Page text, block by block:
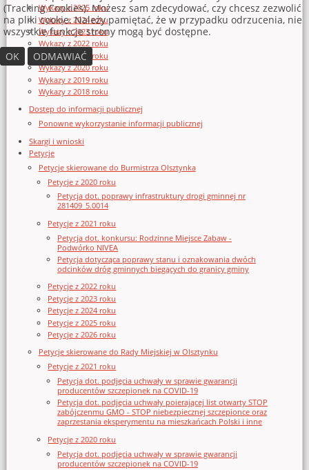
Wykazy z 2025 roku
Wykazy z 2024 roku
Wykazy z 2023 roku
Wykazy z 2022 roku
Wykazy z 2021 roku
Wykazy z 2020 roku
Wykazy z 2019 roku
Wykazy z 2018 roku
Dostęp do informacji publicznej
Ponowne wykorzystanie informacji publicznej
Skargi i wnioski
Petycje
Petycje skierowane do Burmistrza Olsztynka
Petycje z 2020 roku
Petycja dot. poprawy infrastruktury drogi gminnej nr
281409_5.0014
Petycje z 2021 roku
Petycja dot. konkursu: Rodzinne Miejsce Zabaw -
Podwórko NIVEA
Petycja dotycząca poprawy stanu i oznakowania dwóch
odcinków dróg gminnych biegących do granicy gminy
Petycje z 2022 roku
Petycje z 2023 roku
Petycje z 2024 roku
Petycje z 2025 roku
Petycje z 2026 roku
Petycje skierowane do Rady Miejskiej w Olsztynku
Petycje z 2021 roku
Petycja dot. podjęcia uchwały w sprawie gwarancji
producentów szczepionek na COVID-19
Petycja dot. podjęcia uchwały poierającej list otwarty STOP
zabójczenmu GMO - STOP niebezpiecznej szczepionce oraz
zaprzestania eksperymentu na mieszkańcach Polski i inne
Petycje z 2020 roku
Petycja dot. podjęcia uchwały w sprawie gwarancji
producentów szczepionek na COVID-19
(Tracking Cookies). Możesz sam zdecydować, czy chcesz zezwolić
na pliki cookie. Należy pamiętać, że w przypadku odrzucenia, nie
wszystkie funkcje strony mogą być dostępne.
OK
ODMAWIAĆ